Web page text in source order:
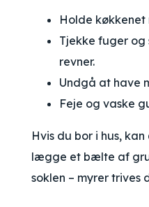
Holde
Tjekke fuger
revner.
Undgå at have
Feje og vaske
Hvis du bor i hus,
lægge et bælte af
soklen – myrer trives